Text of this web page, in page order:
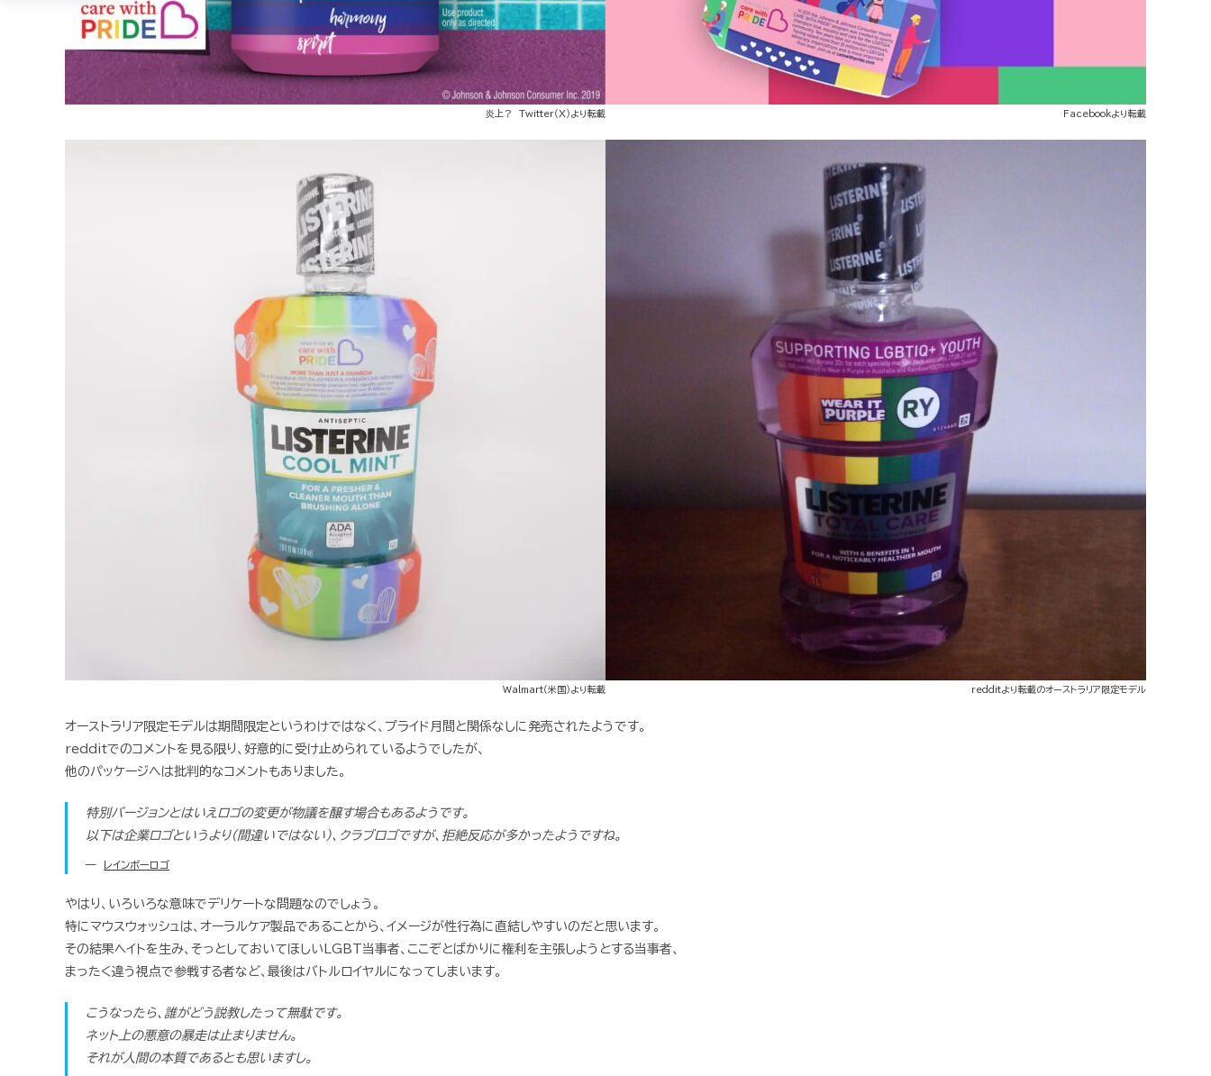
炎上？ Twitter（X）より転載 Facebookより転載
Walmart（米国）より転載 redditより転載のオーストラリア限定モデル
オーストラリア限定モデルは期間限定というわけではなく、プライド月間と関係なしに発売されたようです。
redditでのコメントを見る限り、好意的に受け止められているようでしたが、
他のパッケージへは批判的なコメントもありました。
特別バージョンとはいえロゴの変更が物議を醸す場合もあるようです。
以下は企業ロゴというより（間違いではない）、クラブロゴですが、拒絶反応が多かったようですね。
レインボーロゴ
やはり、いろいろな意味でデリケートな問題なのでしょう。
特にマウスウォッシュは、オーラルケア製品であることから、イメージが性行為に直結しやすいのだと思います。
その結果ヘイトを生み、そっとしておいてほしいLGBT当事者、ここぞとばかりに権利を主張しようとする当事者、
まったく違う視点で参戦する者など、最後はバトルロイヤルになってしまいます。
こうなったら、誰がどう説教したって無駄です。
ネット上の悪意の暴走は止まりません。
それが人間の本質であるとも思いますし。